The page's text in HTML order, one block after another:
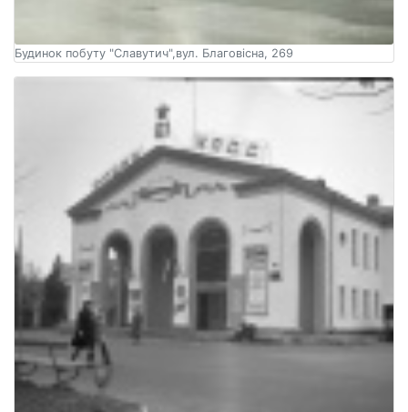
Будинок побуту "Славутич",вул. Благовісна, 269